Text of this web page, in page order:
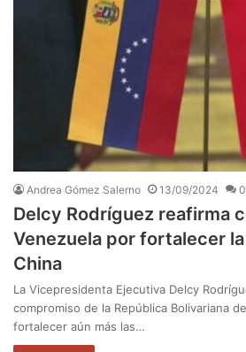
Andrea Gómez Salerno 13/09/2024 0
Delcy Rodríguez reafirma
Venezuela por fortalecer
China
La Vicepresidenta Ejecutiva Delcy
compromiso de la República Bolivariana
fortalecer aún más las…